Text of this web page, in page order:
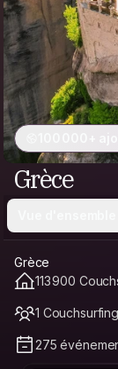
100 000+
Grèce
Grèce
113 900
1
275